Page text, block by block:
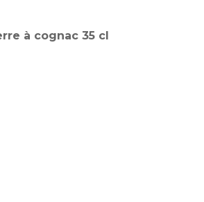
à cognac 35 cl